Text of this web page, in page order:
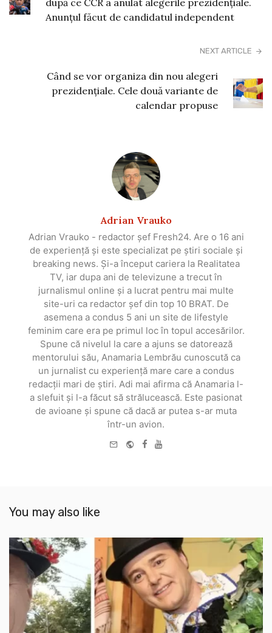
Anunțul făcut de candidatul independent
NEXT ARTICLE
Când se vor organiza din nou alegeri
prezidențiale. Cele două variante de
calendar propuse
Adrian Vrauko
Adrian Vrauko - redactor șef Fresh24. Are o 16 ani
de experiență și este specializat pe știri sociale și
breaking news. Și-a început cariera la Realitatea
TV, iar dupa ani de televizune a trecut în
jurnalismul online și a lucrat pentru mai multe
site-uri ca redactor șef din top 10 BRAT. De
asemena a condus 5 ani un site de lifestyle
feminim care era pe primul loc în topul accesărilor.
Spune că nivelul la care a ajuns se datorează
mentorului său, Anamaria Lembrău cunoscută ca
un jurnalist cu experiență mare care a condus
redacții mari de știri. Adi mai afirma că Anamaria l-
a slefuit și l-a făcut să strălucească. Este pasionat
de avioane și spune că dacă ar putea s-ar muta
într-un avion.
e-
WebsiteFacebook
You may also like